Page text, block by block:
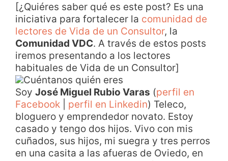
[¿Quiéres saber qué es este post? Es una
iniciativa para fortalecer la comunidad de
lectores de Vida de un Consultor, la
Comunidad VDC. A través de estos posts
iremos presentando a los lectores
habituales de Vida de un Consultor]
Cuéntanos quién eres
Soy José Miguel Rubio Varas (perfil en
Facebook
perfil en Linkedin) Teleco,
bloguero y emprendedor novato. Estoy
casado y tengo dos hijos. Vivo con mis
cuñados, sus hijos, mi suegra y tres perros
en una casita a las afueras de Oviedo, en